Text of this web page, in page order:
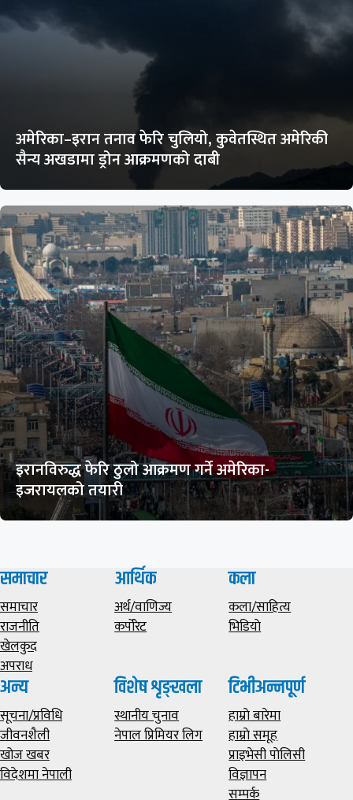
अमेरिका–इरान तनाव फेरि चुलियो, कुवेतस्थित अमेरिकी
सैन्य अखडामा ड्रोन आक्रमणको दाबी
इरानविरुद्ध फेरि ठुलो आक्रमण गर्ने अमेरिका-
इजरायलको तयारी
समाचार
समाचार
राजनीति
खेलकुद
अपराध
आर्थिक
अर्थ/वाणिज्य
कर्पोरेट
कला
कला/साहित्य
भिडियाे
अन्य
सूचना/प्रविधि
जीवनशैली
खोज खबर
विदेशमा नेपाली
विशेष शृङ्खला
स्थानीय चुनाव
नेपाल प्रिमियर लिग
टिभीअन्नपूर्ण
हाम्राे बारेमा
हाम्राे समूह
प्राइभेसी पाेलिसी
विज्ञापन
सम्पर्क